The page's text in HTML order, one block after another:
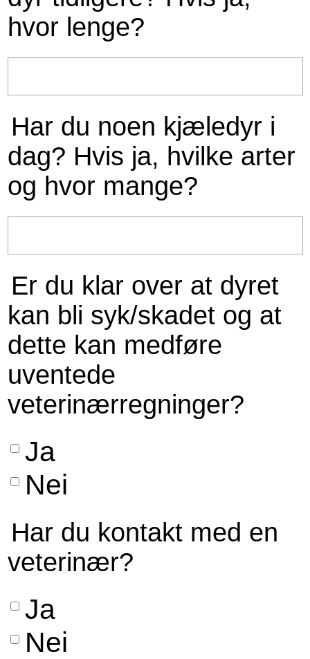
hvor lenge?
Har du noen kjæledyr i
dag? Hvis ja, hvilke arter
og hvor mange?
Er du klar over at dyret
kan bli syk/skadet og at
dette kan medføre
uventede
veterinærregninger?
Ja
Nei
Har du kontakt med en
veterinær?
Ja
Nei